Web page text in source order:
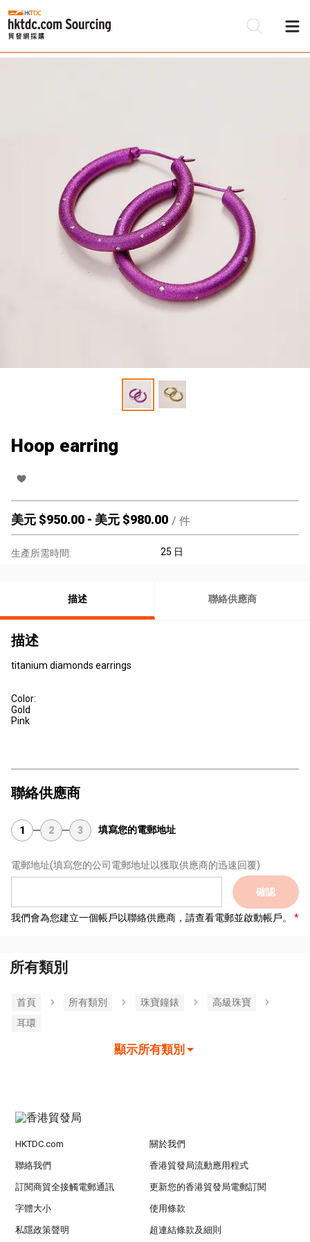
Hoop earring
美元 $950.00 - 美元 $980.00 / 件
生產所需時間: 25 日
描述 聯絡供應商
描述
titanium diamonds earrings
Color:
Gold
Pink
聯絡供應商
1 2 3 填寫您的電郵地址
電郵地址(填寫您的公司電郵地址以獲取供應商的迅速回覆)
確認
我們會為您建立一個帳戶以聯絡供應商，請查看電郵並啟動帳戶。
所有類別
首頁 所有類別 珠寶鐘錶
高級珠寶
耳環
顯示所有類別
HKTDC.com 關於我們
聯絡我們 香港貿發局流動應用程式
訂閱商貿全接觸電郵通訊 更新您的香港貿發局電郵訂閱
字體大小 使用條款
私隱政策聲明 超連結條款及細則